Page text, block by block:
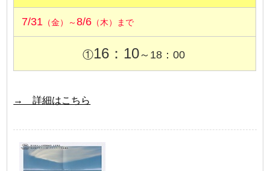
7/31 （金）～8/6 （木）まで
①16：10～18：00
→ 詳細はこちら